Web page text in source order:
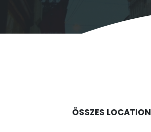
ÖSSZES LOCATION